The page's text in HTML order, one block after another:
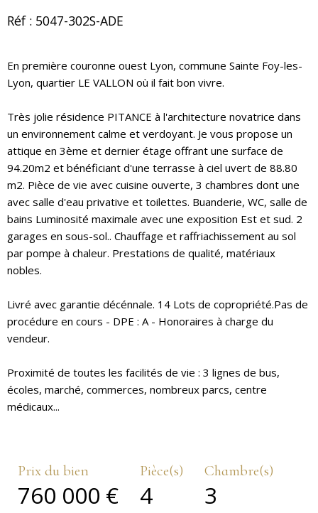
Réf : 5047-302S-ADE
En première couronne ouest Lyon, commune Sainte Foy-les-
Lyon, quartier LE VALLON où il fait bon vivre.
Très jolie résidence PITANCE à l'architecture novatrice dans
un environnement calme et verdoyant. Je vous propose un
attique en 3ème et dernier étage offrant une surface de
94.20m2 et bénéficiant d'une terrasse à ciel uvert de 88.80
m2. Pièce de vie avec cuisine ouverte, 3 chambres dont une
avec salle d'eau privative et toilettes. Buanderie, WC, salle de
bains Luminosité maximale avec une exposition Est et sud. 2
garages en sous-sol.. Chauffage et raffriachissement au sol
par pompe à chaleur. Prestations de qualité, matériaux
nobles.
Livré avec garantie décénnale. 14 Lots de copropriété.Pas de
procédure en cours - DPE : A - Honoraires à charge du
vendeur.
Proximité de toutes les facilités de vie : 3 lignes de bus,
écoles, marché, commerces, nombreux parcs, centre
médicaux...
Prix du bien
760 000 €
Pièce(s)
4
Chambre(s)
3